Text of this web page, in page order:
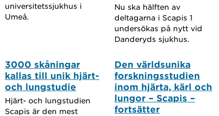
universitetssjukhus i
Umeå.
Nu ska hälften av
deltagarna i Scapis 1
undersökas på nytt vid
Danderyds sjukhus.
3000 skåningar
kallas till unik hjärt-
och lungstudie
Hjärt- och lungstudien
Scapis är den mest
Den världsunika
forskningsstudien
inom hjärta, kärl och
lungor – Scapis –
fortsätter